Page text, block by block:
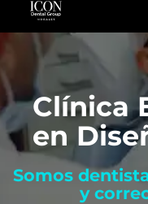
Clínica
en
Somos
y